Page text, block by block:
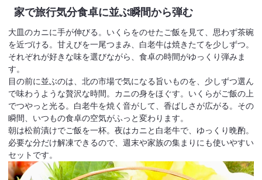
家で旅行気分食卓に並ぶ瞬間から弾む
大皿のカニに手が伸びる。いくらをのせたご飯を見て、思わず茶碗
を近づける。甘えびを一尾つまみ、白老牛は焼きたてを少しずつ。
それぞれが好きな味を選びながら、食卓の時間がゆっくり弾みま
す。
目の前に並ぶのは、北の市場で気になる旨いものを、少しずつ選ん
で味わうような贅沢な時間。カニの身をほぐす。いくらがご飯の上
でつやっと光る。白老牛を焼く音がして、香ばしさが広がる。その
瞬間、いつもの食卓の空気がふっと変わります。
朝は松前漬けでご飯を一杯。夜はカニと白老牛で、ゆっくり晩酌。
必要な分だけ解凍できるので、週末や家族の集まりにも使いやすい
セットです。